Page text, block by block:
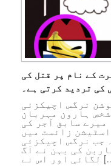
کے نام پر قتل کی
کی تردید کرتی ہے۔
نرگس اچیکزئی
ہارون مہربان
سابق آجر کی
زائسٹ میں
جب نرگس اچیکزئی
کی بہن نے آگ
نے […]